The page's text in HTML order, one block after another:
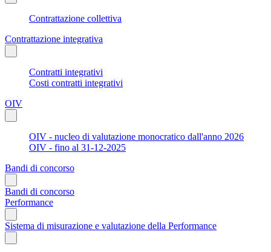
Contrattazione collettiva
Contrattazione integrativa
Contratti integrativi
Costi contratti integrativi
OIV
OIV - nucleo di valutazione monocratico dall'anno 2026
OIV - fino al 31-12-2025
Bandi di concorso
Bandi di concorso
Performance
Sistema di misurazione e valutazione della Performance